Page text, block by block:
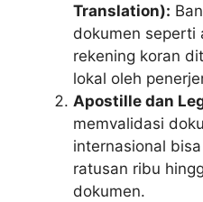
Translation):
dokumen seperti
rekening koran
lokal oleh
Apostille dan
memvalidasi
internasional
ratusan ribu
dokumen.